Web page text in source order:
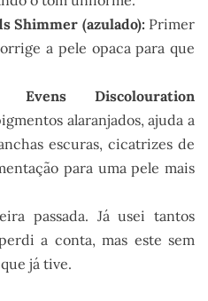
Shimmer (azulado): Primer
a pele opaca para que
Evens Discolouration
alaranjados, ajuda a
escuras, cicatrizes de
para uma pele mais
passada. Já usei tantos
a conta, mas este sem
já tive.